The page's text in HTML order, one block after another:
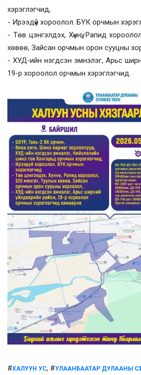
хэрэглэгчид,
- Ирээдүй хороолол. БҮК орчмын
- Төв цэнгэлдэх, Хүннү, Рапид
хөвөө, Зайсан орчмын орон сууцны
- ХУД-ийн нэгдсэн эмнэлэг, Арьс
19-р хороолол орчмын хэрэглэгчид.
#ХАЛУУН УС, #УЛААНБААТАР ДУЛААНЫ